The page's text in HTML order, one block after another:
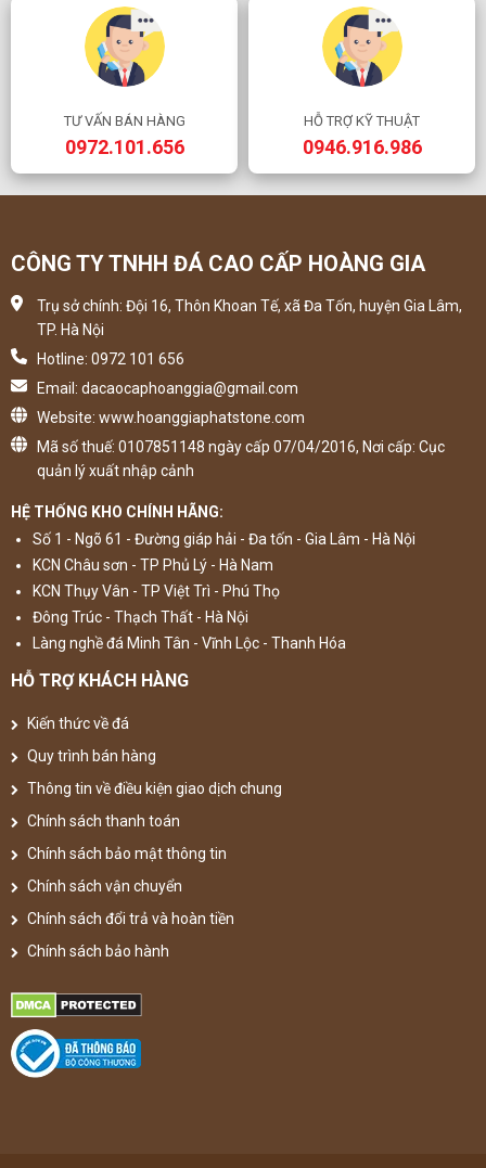
TƯ VẤN BÁN HÀNG
0972.101.656
HỖ TRỢ KỸ THUẬT
0946.916.986
CÔNG TY TNHH ĐÁ CAO CẤP HOÀNG GIA
Trụ sở chính: Đội 16, Thôn Khoan Tế, xã Đa Tốn, huyện Gia Lâm,
TP. Hà Nội
Hotline: 0972 101 656
Email: dacaocaphoanggia@gmail.com
Website: www.hoanggiaphatstone.com
Mã số thuế: 0107851148 ngày cấp 07/04/2016, Nơi cấp: Cục
quản lý xuất nhập cảnh
HỆ THỐNG KHO CHÍNH HÃNG:
Số 1 - Ngõ 61 - Đường giáp hải - Đa tốn - Gia Lâm - Hà Nội
KCN Châu sơn - TP Phủ Lý - Hà Nam
KCN Thụy Vân - TP Việt Trì - Phú Thọ
Đông Trúc - Thạch Thất - Hà Nội
Làng nghề đá Minh Tân - Vĩnh Lộc - Thanh Hóa
HỖ TRỢ KHÁCH HÀNG
Kiến thức về đá
Quy trình bán hàng
Thông tin về điều kiện giao dịch chung
Chính sách thanh toán
Chính sách bảo mật thông tin
Chính sách vận chuyển
Chính sách đổi trả và hoàn tiền
Chính sách bảo hành